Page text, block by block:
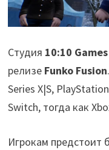
Студия 10:10
релизе Funko Fusion
Series X|S,
Switch, тогда как
Игрокам предстоит